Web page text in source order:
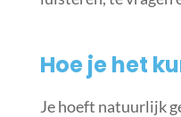
Hoe je het
Je hoeft natuurlijk